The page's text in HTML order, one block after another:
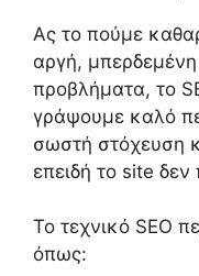
Ας το πούμε
αργή,
προβλήματα, το
γράψουμε καλό
σωστή στόχευση
επειδή το site
Το τεχνικό SEO
όπως: